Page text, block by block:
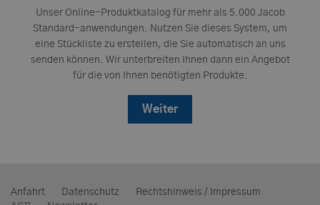
Unser Online-Produktkatalog für mehr als 5.000 Jacob
Standard-anwendungen. Nutzen Sie dieses System, um
eine Stückliste zu erstellen, die Sie automatisch an uns
senden können. Wir unterbreiten Ihnen dann ein Angebot
für die von Ihnen benötigten Produkte.
Weiter
Anfahrt Datenschutz
Rechtshinweis / Impressum